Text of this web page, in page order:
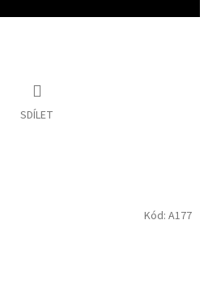
SDÍLET
Kód: A177